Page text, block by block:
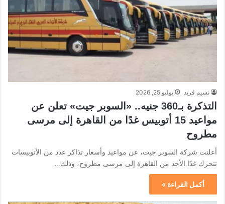
نسيم فريد يوليو 25, 2026
التذكرة بـ360 جنيه.. «السوبر جيت» تعلن عن
مواعيد 15 أتوبيس غدًا من القاهرة إلى مرسى
مطروح
أعلنت شركة السوبر جيت، عن مواعيد وأسعار تذاكر عدد من الأتوبيسات
تتحرك غدًا الأحد من القاهرة إلى مرسى مطروح، وذلك…
أكمل القراءة »